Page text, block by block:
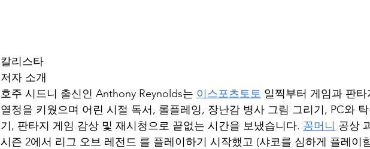
칼리스타
저자 소개
호주 시드니 출신인 Anthony Reynolds는 이스포츠토토 일찍부터 게임과 판
열정을 키웠으며 어린 시절 독서, 롤플레잉, 장난감 병사 그림 그리기, PC와
기, 판타지 게임 감상 및 재시청으로 끝없는 시간을 보냈습니다. 꽁머니 공상
시즌 2에서 리그 오브 레전드 를 플레이하기 시작했고 (샤코를 심하게 플레이